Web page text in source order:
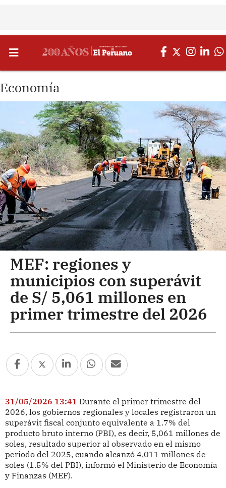
Economía
MEF: regiones y
municipios con superávit
de S/ 5,061 millones en
primer trimestre del 2026
31/05/2026 13:41 Durante el primer trimestre del
2026, los gobiernos regionales y locales registraron un
superávit fiscal conjunto equivalente a 1.7% del
producto bruto interno (PBI), es decir, 5,061 millones de
soles, resultado superior al observado en el mismo
periodo del 2025, cuando alcanzó 4,011 millones de
soles (1.5% del PBI), informó el Ministerio de Economía
y Finanzas (MEF).